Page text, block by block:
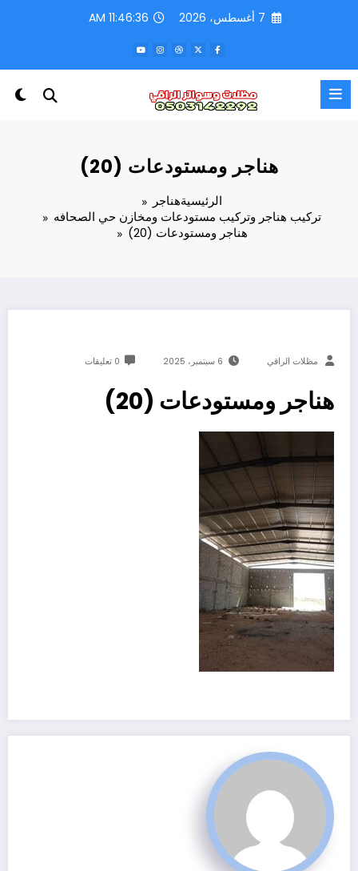
7 أغسطس، 2026 11:46:37 AM
هناجر ومستودعات (20)
الرئيسيةهناجر
تركيب هناجر وتركيب مستودعات ومخازن حي الصحافه
هناجر ومستودعات (20)
مظلات الراقي 6 سبتمبر، 2025 0 تعليقات
هناجر ومستودعات (20)